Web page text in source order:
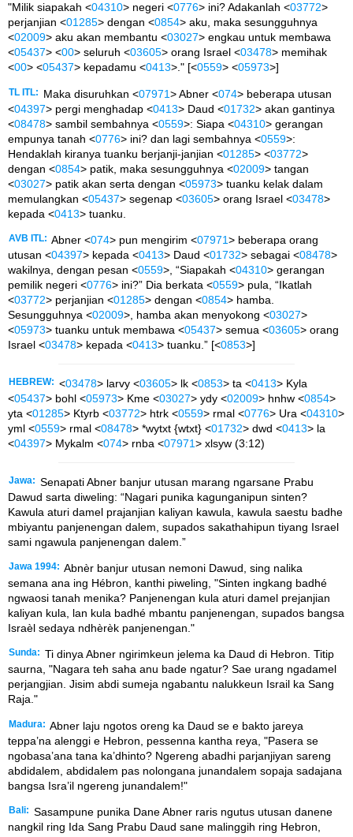
"Milik siapakah <04310> negeri <0776> ini? Adakanlah <03772>
perjanjian <01285> dengan <0854> aku, maka sesungguhnya
<02009> aku akan membantu <03027> engkau untuk membawa
<05437> <00> seluruh <03605> orang Israel <03478> memihak
<00> <05437> kepadamu <0413>." [<0559> <05973>]
TL ITL: Maka disuruhkan <07971> Abner <074> beberapa utusan
<04397> pergi menghadap <0413> Daud <01732> akan gantinya
<08478> sambil sembahnya <0559>: Siapa <04310> gerangan
empunya tanah <0776> ini? dan lagi sembahnya <0559>:
Hendaklah kiranya tuanku berjanji-janjian <01285> <03772>
dengan <0854> patik, maka sesungguhnya <02009> tangan
<03027> patik akan serta dengan <05973> tuanku kelak dalam
memulangkan <05437> segenap <03605> orang Israel <03478>
kepada <0413> tuanku.
AVB ITL: Abner <074> pun mengirim <07971> beberapa orang
utusan <04397> kepada <0413> Daud <01732> sebagai <08478>
wakilnya, dengan pesan <0559>, “Siapakah <04310> gerangan
pemilik negeri <0776> ini?” Dia berkata <0559> pula, “Ikatlah
<03772> perjanjian <01285> dengan <0854> hamba.
Sesungguhnya <02009>, hamba akan menyokong <03027>
<05973> tuanku untuk membawa <05437> semua <03605> orang
Israel <03478> kepada <0413> tuanku.” [<0853>]
HEBREW: <03478> larvy <03605> lk <0853> ta <0413> Kyla
<05437> bohl <05973> Kme <03027> ydy <02009> hnhw <0854>
yta <01285> Ktyrb <03772> htrk <0559> rmal <0776> Ura <04310>
yml <0559> rmal <08478> *wytxt {wtxt} <01732> dwd <0413> la
<04397> Mykalm <074> rnba <07971> xlsyw (3:12)
Jawa: Senapati Abner banjur utusan marang ngarsane Prabu
Dawud sarta diweling: “Nagari punika kagunganipun sinten?
Kawula aturi damel prajanjian kaliyan kawula, kawula saestu badhe
mbiyantu panjenengan dalem, supados sakathahipun tiyang Israel
sami ngawula panjenengan dalem.”
Jawa 1994: Abnèr banjur utusan nemoni Dawud, sing nalika
semana ana ing Hébron, kanthi piweling, "Sinten ingkang badhé
ngwaosi tanah menika? Panjenengan kula aturi damel prejanjian
kaliyan kula, lan kula badhé mbantu panjenengan, supados bangsa
Israèl sedaya ndhèrèk panjenengan."
Sunda: Ti dinya Abner ngirimkeun jelema ka Daud di Hebron. Titip
saurna, "Nagara teh saha anu bade ngatur? Sae urang ngadamel
perjangjian. Jisim abdi sumeja ngabantu nalukkeun Israil ka Sang
Raja."
Madura: Abner laju ngotos oreng ka Daud se e bakto jareya
teppa’na alenggi e Hebron, pessenna kantha reya, "Pasera se
ngobasa’ana tana ka’dhinto? Ngereng abadhi parjanjiyan sareng
abdidalem, abdidalem pas nolongana junandalem sopaja sadajana
bangsa Isra’il ngereng junandalem!"
Bali: Sasampune punika Dane Abner raris ngutus utusan danene
nangkil ring Ida Sang Prabu Daud sane malinggih ring Hebron,